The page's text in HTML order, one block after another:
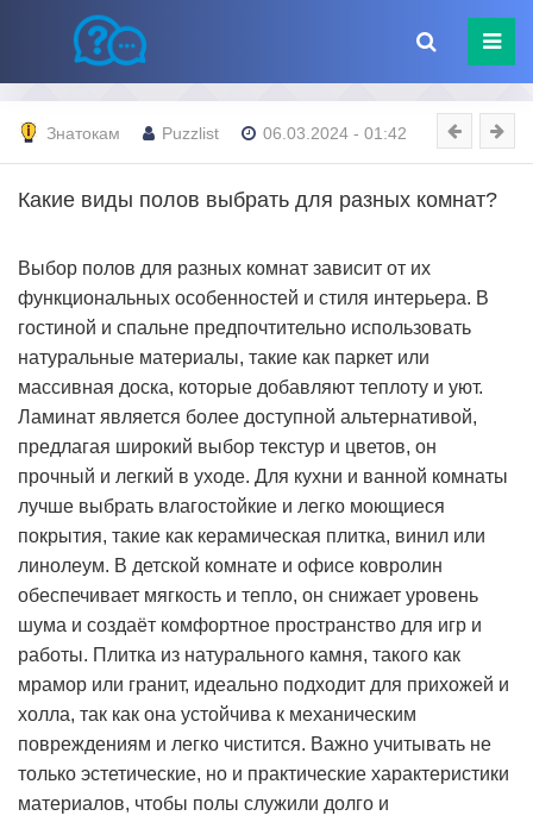
Знатокам Puzzlist 06.03.2024 - 01:42
Какие виды полов выбрать для разных комнат?
Выбор полов для разных комнат зависит от их
функциональных особенностей и стиля интерьера. В
гостиной и спальне предпочтительно использовать
натуральные материалы, такие как паркет или
массивная доска, которые добавляют теплоту и уют.
Ламинат является более доступной альтернативой,
предлагая широкий выбор текстур и цветов, он
прочный и легкий в уходе. Для кухни и ванной комнаты
лучше выбрать влагостойкие и легко моющиеся
покрытия, такие как керамическая плитка, винил или
линолеум. В детской комнате и офисе ковролин
обеспечивает мягкость и тепло, он снижает уровень
шума и создаёт комфортное пространство для игр и
работы. Плитка из натурального камня, такого как
мрамор или гранит, идеально подходит для прихожей и
холла, так как она устойчива к механическим
повреждениям и легко чистится. Важно учитывать не
только эстетические, но и практические характеристики
материалов, чтобы полы служили долго и